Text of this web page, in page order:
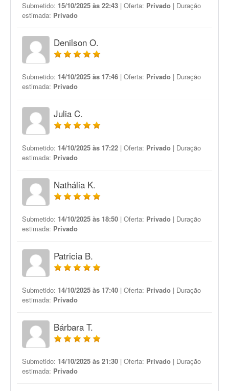
Submetido: 15/10/2025 às 22:43 | Oferta: Privado | Duração
estimada: Privado
Denilson O.
Submetido: 14/10/2025 às 17:46 | Oferta: Privado | Duração
estimada: Privado
Julia C.
Submetido: 14/10/2025 às 17:22 | Oferta: Privado | Duração
estimada: Privado
Nathália K.
Submetido: 14/10/2025 às 18:50 | Oferta: Privado | Duração
estimada: Privado
Patricia B.
Submetido: 14/10/2025 às 17:40 | Oferta: Privado | Duração
estimada: Privado
Bárbara T.
Submetido: 14/10/2025 às 21:30 | Oferta: Privado | Duração
estimada: Privado